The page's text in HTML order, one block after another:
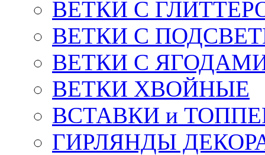
ВЕТКИ С
ВЕТКИ С
ВЕТКИ С
ВЕТКИ ХВОЙНЫЕ
ВСТАВКИ и
ГИРЛЯНДЫ